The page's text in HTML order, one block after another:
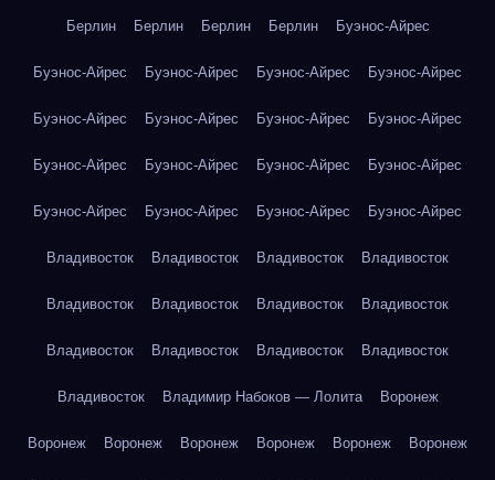
Берлин Берлин Берлин Берлин Буэнос-Айрес
Буэнос-Айрес Буэнос-Айрес Буэнос-Айрес Буэнос-Айрес
Буэнос-Айрес Буэнос-Айрес Буэнос-Айрес Буэнос-Айрес
Буэнос-Айрес Буэнос-Айрес Буэнос-Айрес Буэнос-Айрес
Буэнос-Айрес Буэнос-Айрес Буэнос-Айрес Буэнос-Айрес
Владивосток Владивосток Владивосток Владивосток
Владивосток Владивосток Владивосток Владивосток
Владивосток Владивосток Владивосток Владивосток
Владивосток Владимир Набоков — Лолита Воронеж
Воронеж Воронеж Воронеж Воронеж Воронеж Воронеж